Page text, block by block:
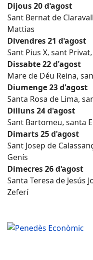
Dijous 20 d'agost
Sant Bernat de
Mattias
Divendres 21 d'agost
Sant Pius X, sant
Dissabte 22 d'agost
Mare de Déu Reina,
Diumenge 23 d'agost
Santa Rosa de Lima,
Dilluns 24 d'agost
Sant Bartomeu, santa
Dimarts 25 d'agost
Sant Josep de
Genís
Dimecres 26 d'agost
Santa Teresa de Jesús
Zeferí